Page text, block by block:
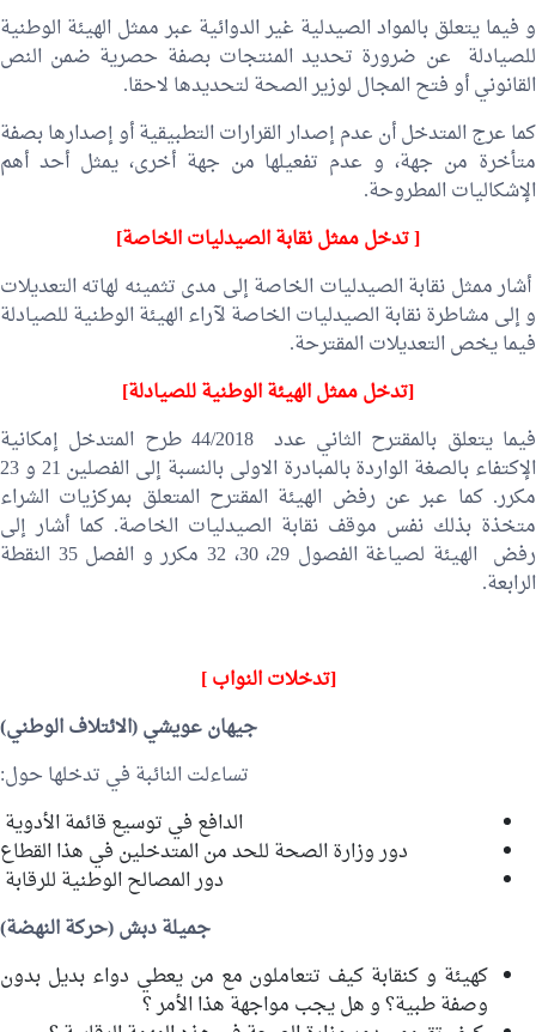
و فيما يتعلق بالمواد الصيدلية غير الدوائية عبر ممثل الهيئة الوطنية
للصيادلة عن ضرورة تحديد المنتجات بصفة حصرية ضمن النص
القانوني أو فتح المجال لوزير الصحة لتحديدها لاحقا.
كما عرج المتدخل أن عدم إصدار القرارات التطبيقية أو إصدارها بصفة
متأخرة من جهة، و عدم تفعيلها من جهة أخرى، يمثل أحد أهم
الإشكاليات المطروحة.
[ تدخل ممثل نقابة الصيدليات الخاصة]
أشار ممثل نقابة الصيدليات الخاصة إلى مدى تثمينه لهاته التعديلات
و إلى مشاطرة نقابة الصيدليات الخاصة لآراء الهيئة الوطنية للصيادلة
فيما يخص التعديلات المقترحة.
[تدخل ممثل الهيئة الوطنية للصيادلة]
فيما يتعلق بالمقترح الثاني عدد
44/2018 طرح المتدخل إمكانية
الإكتفاء بالصغة الواردة بالمبادرة الاولى بالنسبة إلى الفصلين 21 و 23
مكرر. كما عبر عن رفض الهيئة المقترح المتعلق بمركزيات الشراء
متخذة بذلك نفس موقف نقابة الصيدليات الخاصة. كما أشار إلى
رفض الهيئة لصياغة الفصول 29، 30، 32 مكرر و الفصل 35 النقطة
الرابعة.
[تدخلات النواب ]
جيهان عويشي(الائتلاف الوطني)
تساءلت النائبة في تدخلها حول:
الدافع في توسيع قائمة الأدوية
دور وزارة الصحة للحد من المتدخلين في هذا القطاع
دور المصالح الوطنية للرقابة
جميلة دبش(حركة النهضة)
كهيئة و كنقابة كيف تتعاملون مع من يعطي دواء بديل بدون
وصفة طبية؟ و هل يجب مواجهة هذا الأمر ؟